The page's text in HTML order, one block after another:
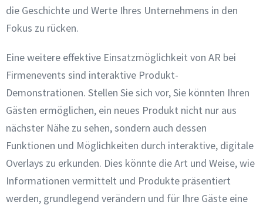
die Geschichte und Werte Ihres Unternehmens in den
Fokus zu rücken.
Eine weitere effektive Einsatzmöglichkeit von AR bei
Firmenevents sind interaktive Produkt-
Demonstrationen. Stellen Sie sich vor, Sie könnten Ihren
Gästen ermöglichen, ein neues Produkt nicht nur aus
nächster Nähe zu sehen, sondern auch dessen
Funktionen und Möglichkeiten durch interaktive, digitale
Overlays zu erkunden. Dies könnte die Art und Weise, wie
Informationen vermittelt und Produkte präsentiert
werden, grundlegend verändern und für Ihre Gäste eine